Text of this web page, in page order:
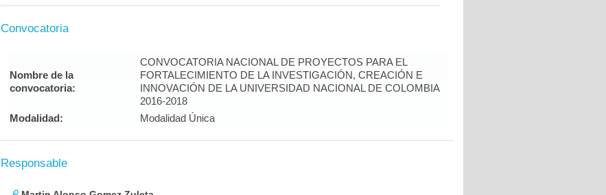
Convocatoria
Nombre de la
convocatoria:
CONVOCATORIA NACIONAL DE PROYECTOS PARA EL
FORTALECIMIENTO DE LA INVESTIGACIÓN, CREACIÓN E
INNOVACIÓN DE LA UNIVERSIDAD NACIONAL DE COLOMBIA
2016-2018
Modalidad:
Modalidad Única
Responsable